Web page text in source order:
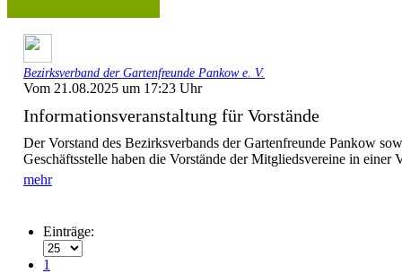
Bezirksverband der Gartenfreunde Pankow e. V.
Vom 21.08.2025 um 17:23 Uhr
Informationsveranstaltung für Vorstände
Der Vorstand des Bezirksverbands der Gartenfreunde Pankow
Geschäftsstelle haben die Vorstände der Mitgliedsvereine in einer
mehr
Einträge:
1